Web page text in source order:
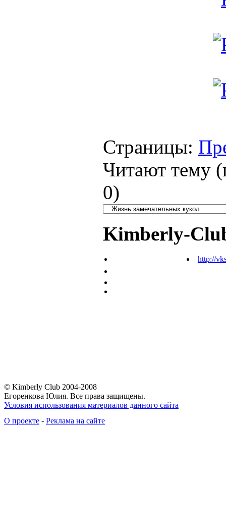
Страницы:
Читают тему
0)
Kimberly-
http://
© Kimberly Club 2004-2008
Егоренкова Юлия. Все права защищены.
Условия использования материалов данного сайта
О проекте - Реклама на сайте